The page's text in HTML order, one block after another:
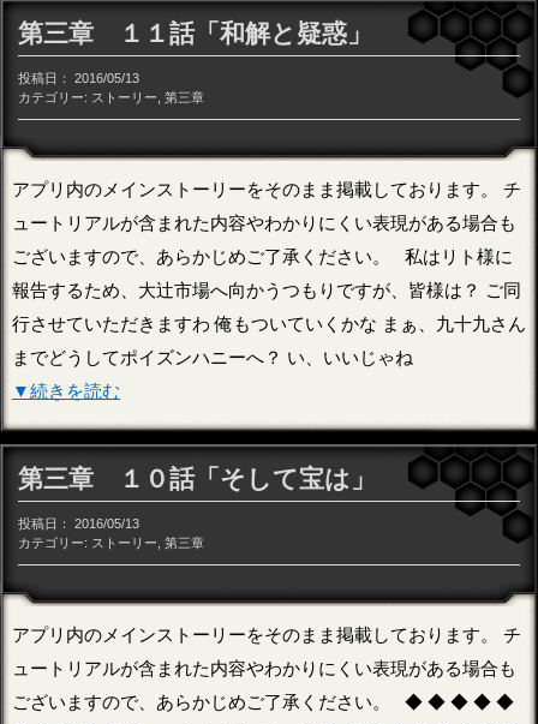
第三章 １１話「和解と疑惑」
投稿日：
2016/05/13
カテゴリー: ストーリー 第三章
アプリ内のメインストーリーをそのまま掲載しております。 チ
ュートリアルが含まれた内容やわかりにくい表現がある場合も
ございますので、あらかじめご了承ください。 私はリト様に
報告するため、大辻市場へ向かうつもりですが、皆様は？ ご同
行させていただきますわ 俺もついていくかな まぁ、九十九さん
までどうしてポイズンハニーへ？ い、いいじゃね
▼続きを読む
第三章 １０話「そして宝は」
投稿日：
2016/05/13
カテゴリー: ストーリー 第三章
アプリ内のメインストーリーをそのまま掲載しております。 チ
ュートリアルが含まれた内容やわかりにくい表現がある場合も
ございますので、あらかじめご了承ください。 ◆ ◆ ◆ ◆ ◆